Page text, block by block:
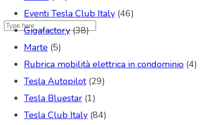
Eventi Tesla Club Italy (46)
Gigafactory(38)
Marte (5)
Rubrica mobilità elettrica in condominio (4)
Tesla Autopilot(29)
Tesla Bluestar (1)
Tesla Club Italy (84)